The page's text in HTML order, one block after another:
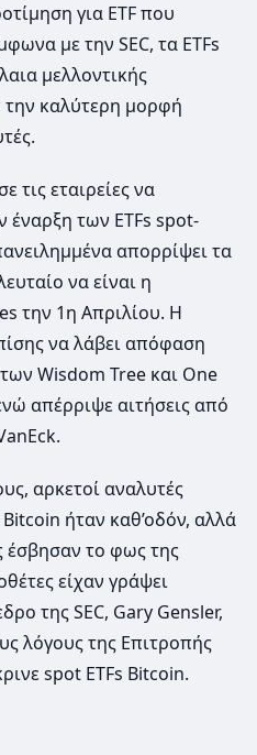
για ETF που
με την SEC, τα ETFs
μελλοντικής
καλύτερη μορφή
τις εταιρείες να
έναρξη των ETFs spot-
απορρίψει τα
να είναι η
την 1η Απριλίου. Η
να λάβει απόφαση
Wisdom Tree και One
απέρριψε αιτήσεις από
αρκετοί αναλυτές
ήταν καθ’οδόν, αλλά
έσβησαν το φως της
είχαν γράψει
της SEC, Gary Gensler,
λόγους της Επιτροπής
spot ETFs Bitcoin.